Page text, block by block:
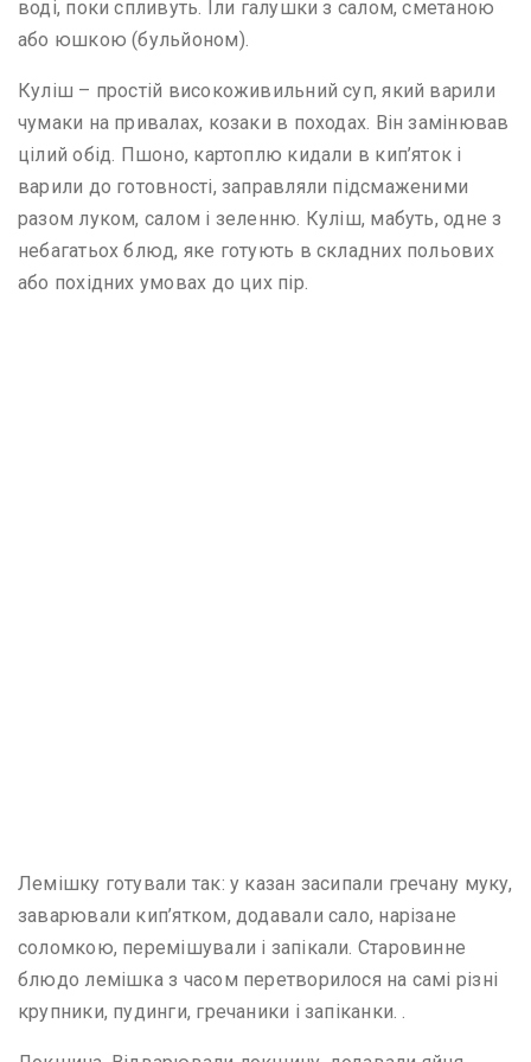
воді, поки спливуть. Їли галушки з салом, сметаною
або юшкою (бульйоном).
Куліш – простій високоживильний суп, який варили
чумаки на привалах, козаки в походах. Він замінював
цілий обід. Пшоно, картоплю кидали в кип’яток і
варили до готовності, заправляли підсмаженими
разом луком, салом і зеленню. Куліш, мабуть, одне з
небагатьох блюд, яке готують в складних польових
або похідних умовах до цих пір.
Лемішку готували так: у казан засипали гречану муку,
заварювали кип’ятком, додавали сало, нарізане
соломкою, перемішували і запікали. Старовинне
блюдо лемішка з часом перетворилося на самі різні
крупники, пудинги, гречаники і запіканки. .